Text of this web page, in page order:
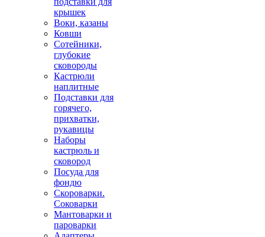
крышек
Воки, казаны
Ковши
Сотейники,
глубокие
сковороды
Кастрюли
наплитные
Подставки для
горячего,
прихватки,
рукавицы
Наборы
кастрюль и
сковород
Посуда для
фондю
Скороварки.
Соковарки
Мантоварки и
пароварки